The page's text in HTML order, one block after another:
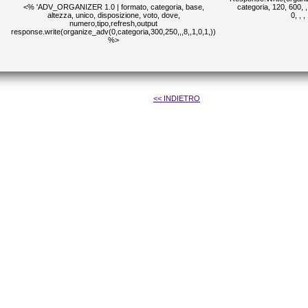
<% 'ADV_ORGANIZER 1.0 | formato, categoria, base,
altezza, unico, disposizione, voto, dove,
numero,tipo,refresh,output
response.write(organize_adv(0,categoria,300,250,,,8,,1,0,1,))
%>
categoria, 120, 600, ,
0, , ,
<< INDIETRO